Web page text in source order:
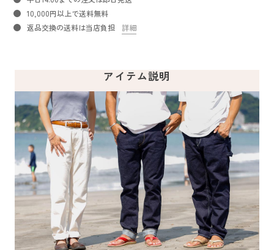
10,000円以上で送料無料
返品交換の送料は当店負担
詳細
アイテム説明